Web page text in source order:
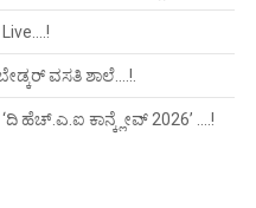
ವಸತಿ ಶಾಲೆ….!.
ಹೆಚ್.ಎ.ಐ ಕಾನ್ಕ್ಲೇವ್ 2026’ ….!